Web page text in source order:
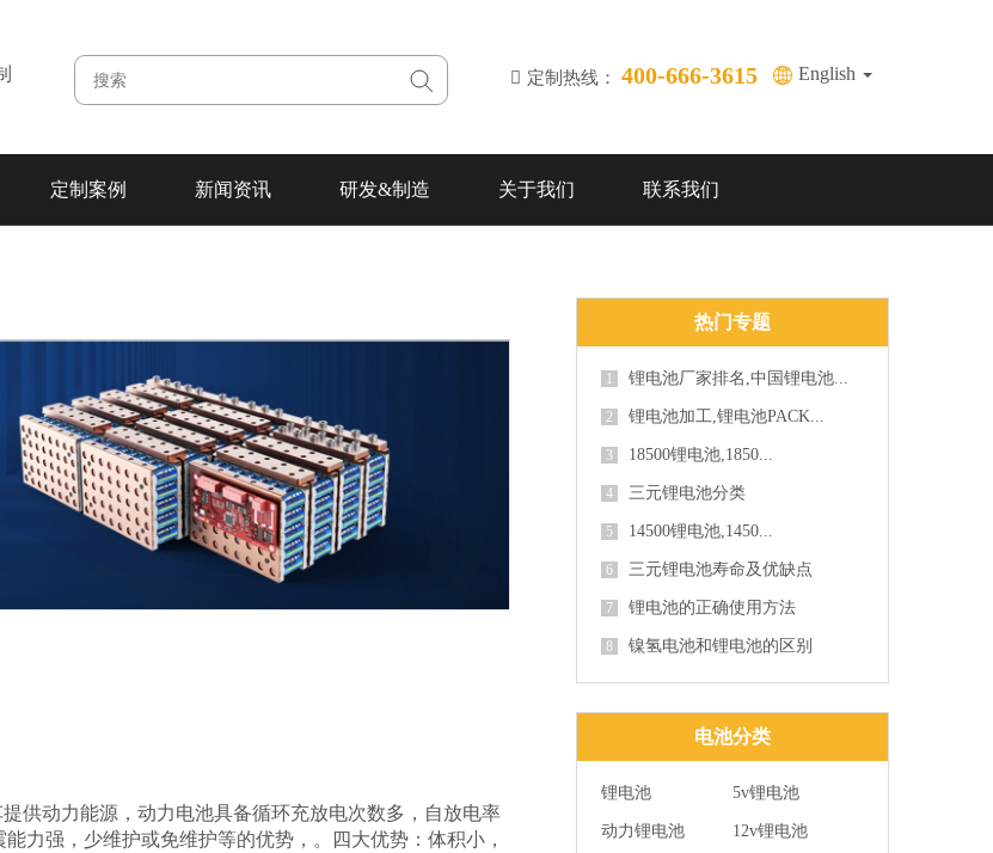
定制热线： 400-666-3615 English
定制案例 新闻资讯 研发&制造 关于我们 联系我们
供动力能源，动力电池具备循环充放电次数多，自放电率
力强，少维护或免维护等的优势，。四大优势：体积小，
热门专题
1 锂电池厂家排名,中国锂电池...
2 锂电池加工,锂电池PACK...
3 18500锂电池,1850...
4 三元锂电池分类
5 14500锂电池,1450...
6 三元锂电池寿命及优缺点
7 锂电池的正确使用方法
8 镍氢电池和锂电池的区别
电池分类
锂电池 5v锂电池
动力锂电池 12v锂电池